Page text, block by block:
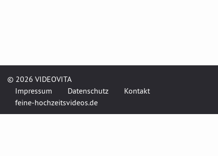
© 2026 VIDEOVITA
Impressum
Datenschutz
Kontakt
feine-hochzeitsvideos.de